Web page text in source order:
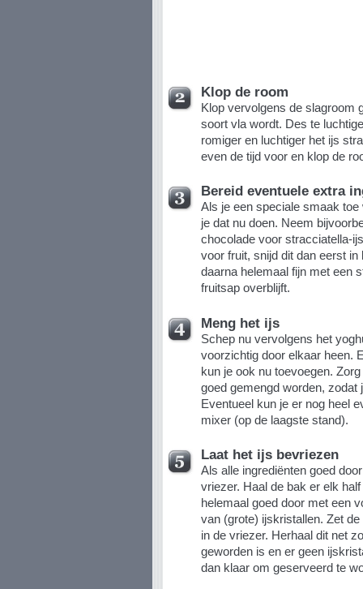
Klop de room
Klop vervolgens de slagroom
soort vla wordt. Des te
romiger en luchtiger het ijs
even de tijd voor en klop de
Bereid eventuele extra
Als je een speciale smaak
je dat nu doen. Neem
chocolade voor stracciatella-
voor fruit, snijd dit dan eerst
daarna helemaal fijn met een
fruitsap overblijft.
Meng het ijs
Schep nu vervolgens het
voorzichtig door elkaar heen.
kun je ook nu toevoegen.
goed gemengd worden,
Eventueel kun je er nog heel
mixer (op de laagste stand).
Laat het ijs bevriezen
Als alle ingrediënten goed
vriezer. Haal de bak er elk
helemaal goed door met een
van (grote) ijskristallen. Zet
in de vriezer. Herhaal dit net
geworden is en er geen
dan klaar om geserveerd te